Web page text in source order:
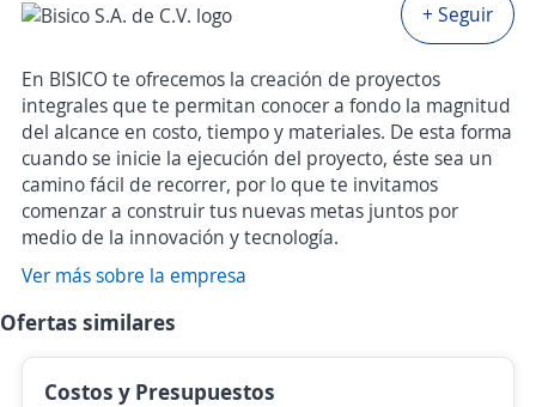
+ Seguir
En BISICO te ofrecemos la creación de proyectos
integrales que te permitan conocer a fondo la magnitud
del alcance en costo, tiempo y materiales. De esta forma
cuando se inicie la ejecución del proyecto, éste sea un
camino fácil de recorrer, por lo que te invitamos
comenzar a construir tus nuevas metas juntos por
medio de la innovación y tecnología.
Ver más sobre la empresa
Ofertas similares
Costos y Presupuestos